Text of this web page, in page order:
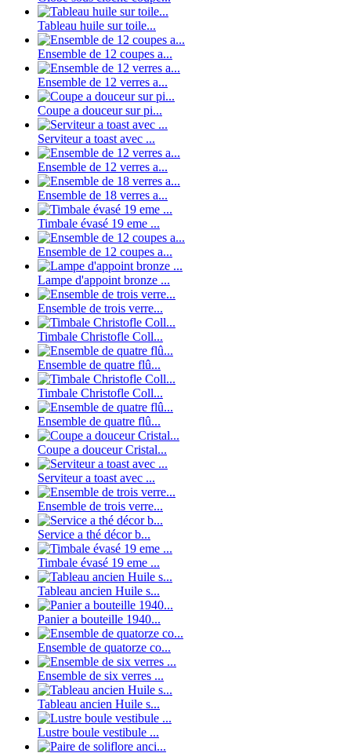
Tableau huile sur toile...
Ensemble de 12 coupes a...
Ensemble de 12 verres a...
Coupe a douceur sur pi...
Serviteur a toast avec ...
Ensemble de 12 verres a...
Ensemble de 18 verres a...
Timbale évasé 19 eme ...
Ensemble de 12 coupes a...
Lampe d'appoint bronze ...
Ensemble de trois verre...
Timbale Christofle Coll...
Ensemble de quatre flû...
Timbale Christofle Coll...
Ensemble de quatre flû...
Coupe a douceur Cristal...
Serviteur a toast avec ...
Ensemble de trois verre...
Service a thé décor b...
Timbale évasé 19 eme ...
Tableau ancien Huile s...
Panier a bouteille 1940...
Ensemble de quatorze co...
Ensemble de six verres ...
Tableau ancien Huile s...
Lustre boule vestibule ...